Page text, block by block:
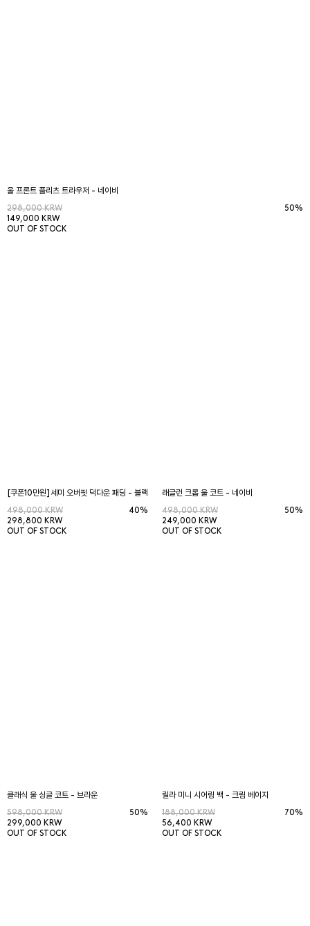
울 프론트 플리츠 트라우저 - 네이비
298,000 KRW
149,000 KRW
50%
OUT OF STOCK
[쿠폰10만원]세미 오버핏 덕다운 패딩 - 블랙
498,000 KRW
298,800 KRW
40%
OUT OF STOCK
래글런 크롭 울 코트 - 네이비
498,000 KRW
249,000 KRW
50%
OUT OF STOCK
클래식 울 싱글 코트 - 브라운
598,000 KRW
299,000 KRW
50%
OUT OF STOCK
릴라 미니 시어링 백 - 크림 베이지
188,000 KRW
56,400 KRW
70%
OUT OF STOCK